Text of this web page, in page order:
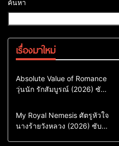
ค้นหา
เรื่องมาใหม่
Comedy
Drama
ซีรี่ย์เกาหลี
ซีรี่ย์เกาหลีพากย์ไทย
Absolute Value of Romance
วุ่นนัก รักสัมบูรณ์ (2026) ซับ
Comedy
Drama
Sci-Fi & Fantasy
My Royal Nemesis ศัตรูหัวใจ
นางร้ายวังหลวง (2026) ซับ